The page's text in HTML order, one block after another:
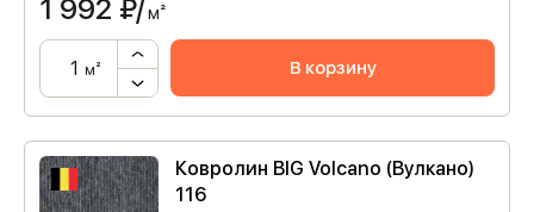
1 992 ₽/м²
м² В корзину
Ковролин BIG Volcano (Вулкано)
116